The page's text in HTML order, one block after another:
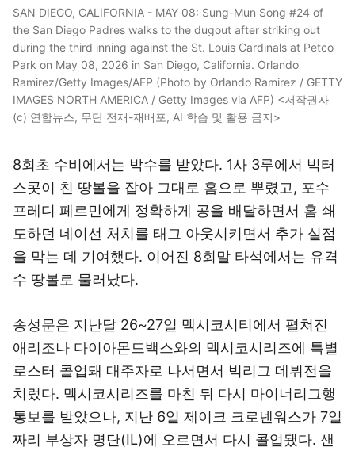
SAN DIEGO, CALIFORNIA - MAY 08: Sung-Mun Song #24 of
the San Diego Padres walks to the dugout after striking out
during the third inning against the St. Louis Cardinals at Petco
Park on May 08, 2026 in San Diego, California. Orlando
Ramirez/Getty Images/AFP (Photo by Orlando Ramirez / GETTY
IMAGES NORTH AMERICA / Getty Images via AFP) <저작권자
(c) 연합뉴스, 무단 전재-재배포, AI 학습 및 활용 금지>
8회초 수비에서는 박수를 받았다. 1사 3루에서 빅터
스콧이 친 땅볼을 잡아 그대로 홈으로 뿌렸고, 포수
프레디 페르민에게 정확하게 공을 배달하면서 홈 쇄
도하던 네이선 처치를 태그 아웃시키면서 추가 실점
을 막는 데 기여했다. 이어진 8회말 타석에서는 유격
수 땅볼로 물러났다.
송성문은 지난달 26~27일 멕시코시티에서 펼쳐진
애리조나 다이아몬드백스와의 멕시코시리즈에 특별
로스터 콜업돼 대주자로 나서면서 빅리그 데뷔전을
치렀다. 멕시코시리즈를 마친 뒤 다시 마이너리그행
통보를 받았으나, 지난 6일 제이크 크로넨워스가 7일
짜리 부상자 명단(IL)에 오르면서 다시 콜업됐다. 샌